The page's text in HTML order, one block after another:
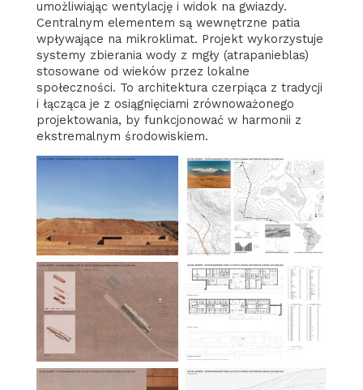
umożliwiając wentylację i widok na gwiazdy.
Centralnym elementem są wewnętrzne patia
wpływające na mikroklimat. Projekt wykorzystuje
systemy zbierania wody z mgły (atrapanieblas)
stosowane od wieków przez lokalne
społeczności. To architektura czerpiąca z tradycji
i łącząca je z osiągnięciami zrównoważonego
projektowania, by funkcjonować w harmonii z
ekstremalnym środowiskiem.